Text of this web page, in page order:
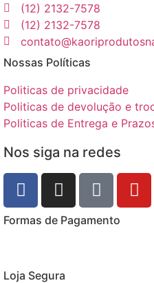
(12) 2132-7578
(12) 2132-7578
Nossas Políticas
Politicas de privacidade
Politicas de devolução e
Politicas de Entrega e
Nos siga na redes
Formas de Pagamento
Loja Segura